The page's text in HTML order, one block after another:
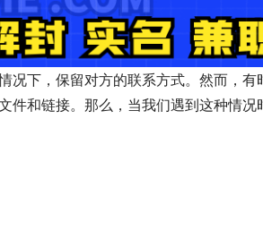
况下，保留对方的联系方式。然而，有
件和链接。那么，当我们遇到这种情况